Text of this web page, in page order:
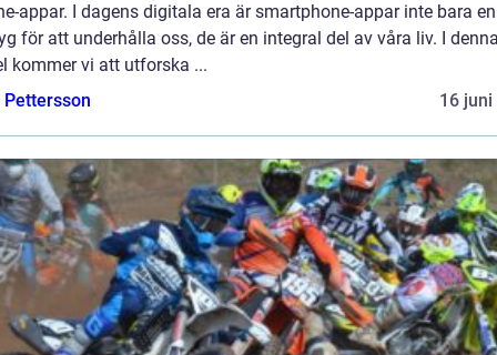
appar. I dagens digitala era är smartphone-appar inte bara
för att underhålla oss, de är en integral del av våra liv. I
kommer vi att utforska ...
16 juni